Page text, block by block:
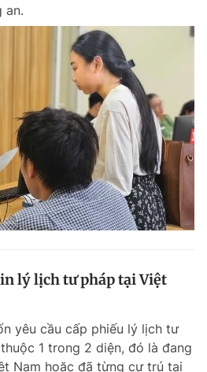
an.
lý lịch tư pháp tại Việt
yêu cầu cấp phiếu lý lịch tư
1 trong 2 diện, đó là đang
Nam hoặc đã từng cư trú tại